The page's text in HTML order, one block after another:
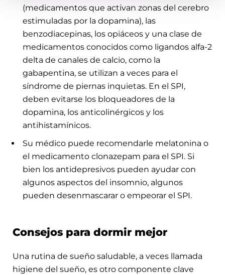
(medicamentos que activan zonas del cerebro
estimuladas por la dopamina), las
benzodiacepinas, los opiáceos y una clase de
medicamentos conocidos como ligandos alfa-2
delta de canales de calcio, como la
gabapentina, se utilizan a veces para el
síndrome de piernas inquietas. En el SPI,
deben evitarse los bloqueadores de la
dopamina, los anticolinérgicos y los
antihistamínicos.
Su médico puede recomendarle melatonina o
el medicamento clonazepam para el SPI. Si
bien los antidepresivos pueden ayudar con
algunos aspectos del insomnio, algunos
pueden desenmascarar o empeorar el SPI.
Consejos para dormir mejor
Una rutina de sueño saludable, a veces llamada
higiene del sueño, es otro componente clave